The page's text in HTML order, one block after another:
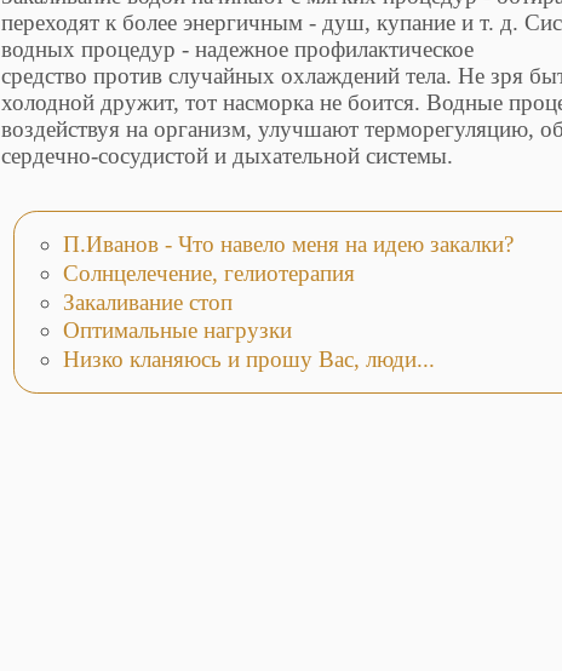
переходят к более энергичным - душ, купание и т. д.
водных процедур - надежное профилактическое
средство против случайных охлаждений тела. Не зря
холодной дружит, тот насморка не боится. Водные
воздействуя на организм, улучшают терморегуляцию,
сердечно-сосудистой и дыхательной системы.
П.Иванов - Что навело меня на идею закалки?
Солнцелечение, гелиотерапия
Закаливание стоп
Оптимальные нагрузки
Низко кланяюсь и прошу Вас, люди...